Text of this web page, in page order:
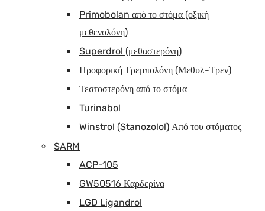
Primobolan από το στόμα (οξική
μεθενολόνη)
Superdrol (μεθαστερόνη)
Προφορική Τρεμπολόνη (Μεθυλ-Τρεν)
Τεστοστερόνη από το στόμα
Turinabol
Winstrol (Stanozolol) Από του στόματος
SARM
ACP-105
GW50516 Καρδερίνα
LGD Ligandrol